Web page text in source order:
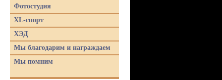
Фотостудия
XL-спорт
ХЭД
Мы благодарим и награждаем
Мы помним